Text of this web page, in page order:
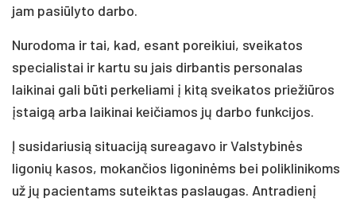
jam pasiūlyto darbo.
Nurodoma ir tai, kad, esant poreikiui, sveikatos
specialistai ir kartu su jais dirbantis personalas
laikinai gali būti perkeliami į kitą sveikatos priežiūros
įstaigą arba laikinai keičiamos jų darbo funkcijos.
Į susidariusią situaciją sureagavo ir Valstybinės
ligonių kasos, mokančios ligoninėms bei poliklinikoms
už jų pacientams suteiktas paslaugas. Antradienį